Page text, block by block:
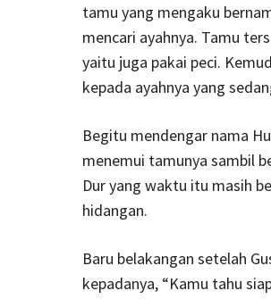
tamu yang mengaku
mencari ayahnya. Tamu
yaitu juga pakai peci.
kepada ayahnya yang
Begitu mendengar nama
menemui tamunya sambil
Dur yang waktu itu masih
hidangan.
Baru belakangan setelah
kepadanya, “Kamu tahu